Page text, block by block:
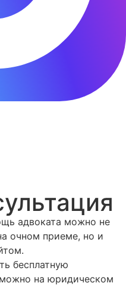
адвоката можно не
очном приеме, но и
бесплатную
на юридическом